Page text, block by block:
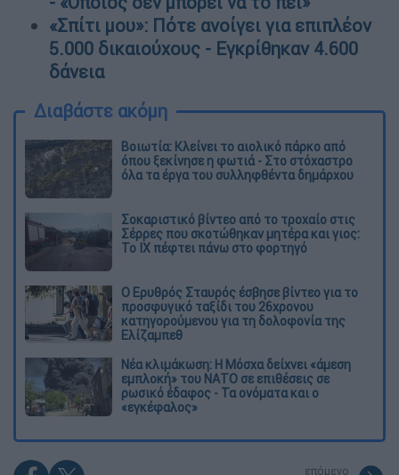
«Σπίτι μου»: Πότε ανοίγει για επιπλέον
5.000 δικαιούχους - Εγκρίθηκαν 4.600
δάνεια
Διαβάστε ακόμη
Βοιωτία: Κλείνει το αιολικό πάρκο από
όπου ξεκίνησε η φωτιά - Στο στόχαστρο
όλα τα έργα του συλληφθέντα δημάρχου
Σοκαριστικό βίντεο από το τροχαίο στις
Σέρρες που σκοτώθηκαν μητέρα και γιος:
Το ΙΧ πέφτει πάνω στο φορτηγό
Ο Ερυθρός Σταυρός έσβησε βίντεο για το
προσφυγικό ταξίδι του 26χρονου
κατηγορούμενου για τη δολοφονία της
Ελίζαμπεθ
Νέα κλιμάκωση: Η Μόσχα δείχνει «άμεση
εμπλοκή» του ΝΑΤΟ σε επιθέσεις σε
ρωσικό έδαφος - Τα ονόματα και ο
«εγκέφαλος»
επόμενο